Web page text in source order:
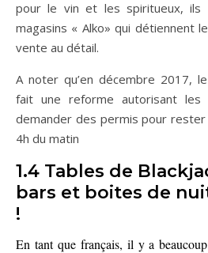
pour le vin et les spiritueux, ils
magasins « Alko» qui détiennent
vente au détail.
A noter qu’en décembre 2017,
fait une reforme autorisant
demander des permis pour
4h du matin
1.4 Tables de
bars et boites de
!
En tant que français, il y a